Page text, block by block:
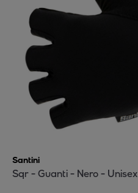
Santini
Sqr - Guanti - Nero - Unisex